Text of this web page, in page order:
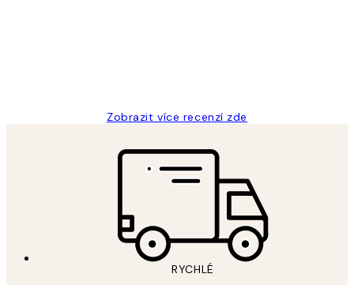
Zobrazit více recenzí zde
RYCHLÉ